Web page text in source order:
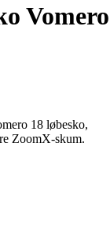
Vomero
18 løbesko,
ZoomX-skum.